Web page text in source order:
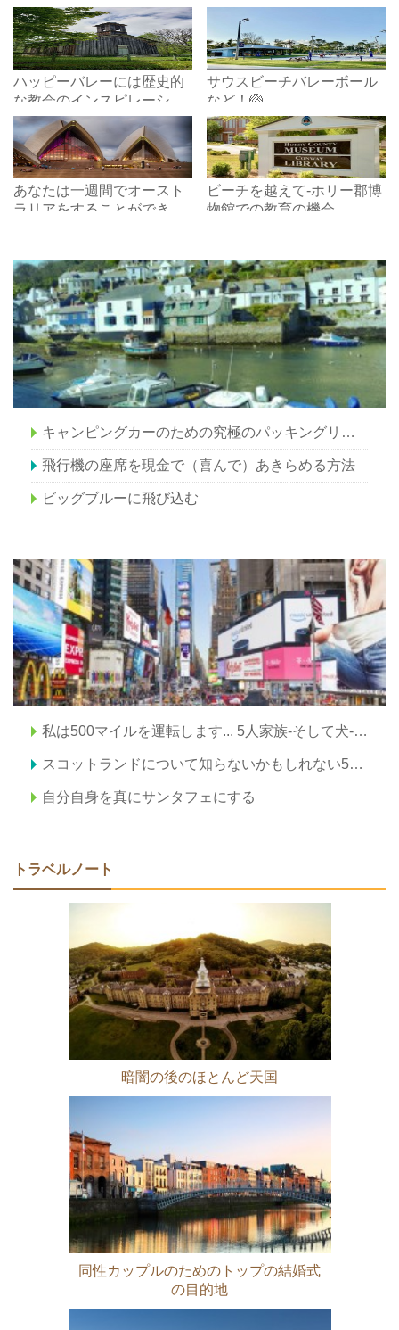
ラスチック汚染に気づきを
もたらします
ハッピーバレーには歴史的
な教会のインスピレーショ
ンが溢れています
サウスビーチバレーボール
など！🏐
あなたは一週間でオースト
ラリアをすることができま
ビーチを越えて-ホリー郡博
物館での教育の機会
キャンピングカーのための究極のパッキングリスト（必需品！）
飛行機の座席を現金で（喜んで）あきらめる方法
ビッグブルーに飛び込む
私は500マイルを運転します... 5人家族-そして犬-車でカリフォルニアをします（パート4）
スコットランドについて知らないかもしれない5つのこと
自分自身を真にサンタフェにする
トラベルノート
暗闇の後のほとんど天国
同性カップルのためのトップの結婚式
の目的地